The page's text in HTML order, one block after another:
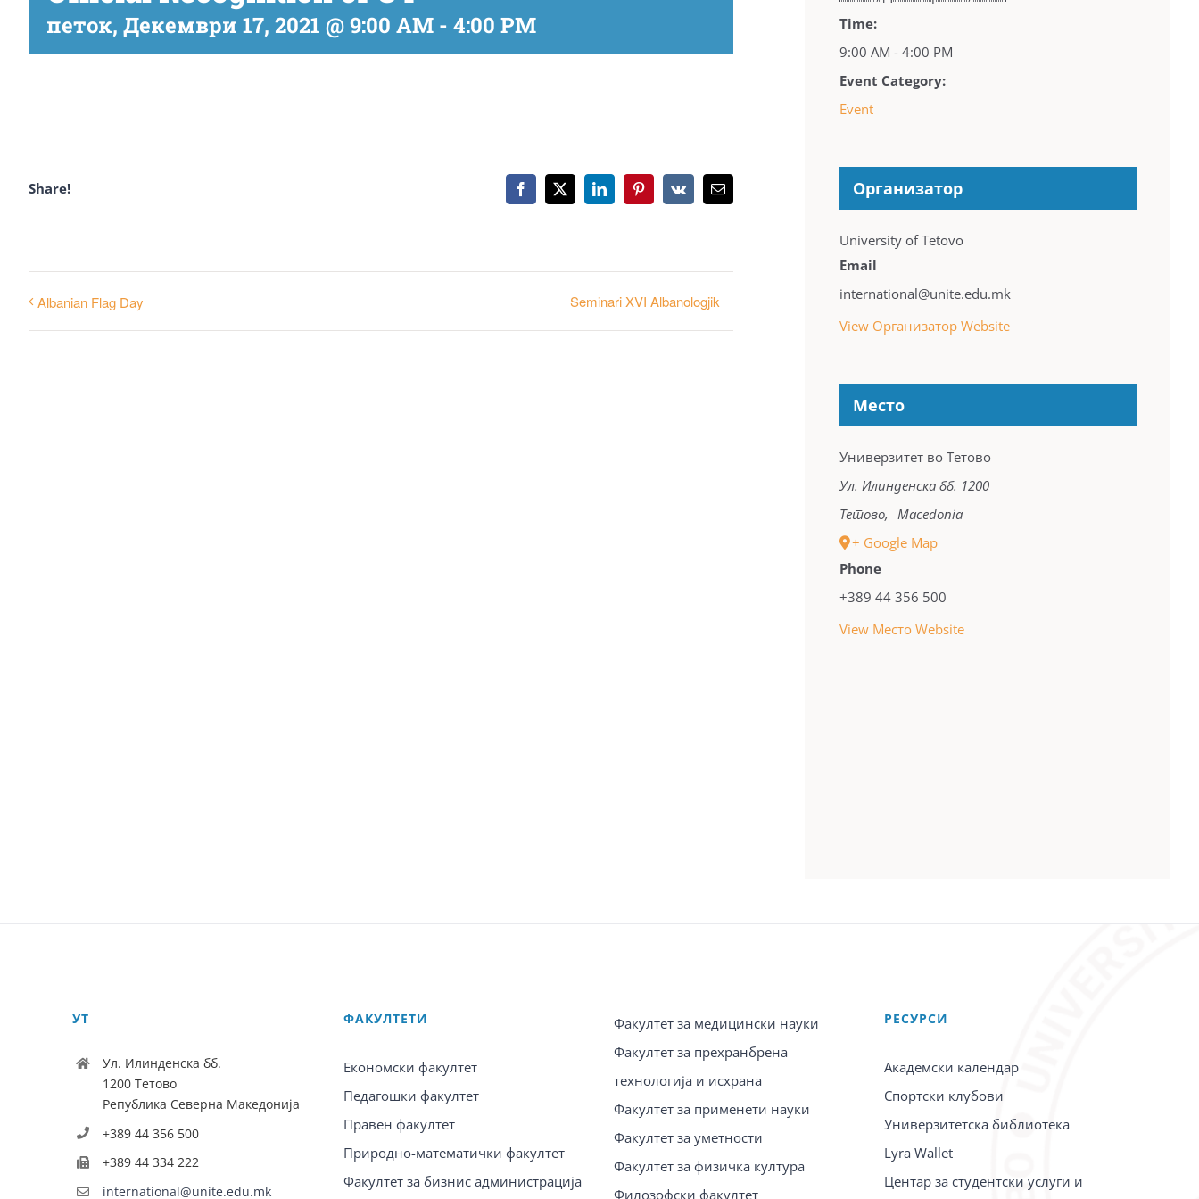
петок, Декември 17, 2021 @ 9:00 AM - 4:00 PM
Share! Facebook
X LinkedInPinterest
Vk Email
Albanian Flag Day Seminari XVI Albanologjik
Time:
9:00 AM - 4:00 PM
Event Category:
Event
Организатор
University of Tetovo
Email
international@unite.edu.mk
View Организатор Website
Место
Универзитет во Тетово
Ул. Илинденска бб. 1200
Тетово, Macedonia
+ Google Map
Phone
+389 44 356 500
View Место Website
УТ
Ул. Илинденска бб.
1200 Тетово
Република Северна Македонија
+389 44 356 500
+389 44 334 222
international@unite.edu.mk
ФАКУЛТЕТИ
Економски факултет
Педагошки факултет
Правен факултет
Природно-математички факултет
Факултет за бизнис администрација
Факултет за медицински науки
Факултет за прехранбрена
технологија и исхрана
Факултет за применети науки
Факултет за уметности
Факултет за физичка култура
Филозофски факултет
PЕСУРСИ
Академски календар
Спортски клубови
Универзитетска библиотека
Lyra Wallet
Центар за студентски услуги и